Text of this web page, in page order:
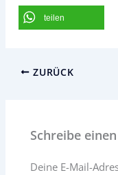
teilen
ZURÜCK
Schreibe
Deine E-Mail-